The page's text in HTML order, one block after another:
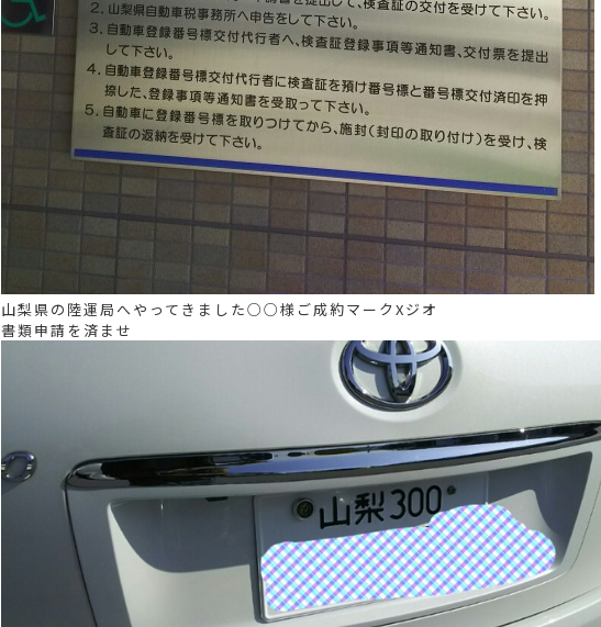
山梨県の陸運局へやってきました○○様ご成約マークXジオ
書類申請を済ませ